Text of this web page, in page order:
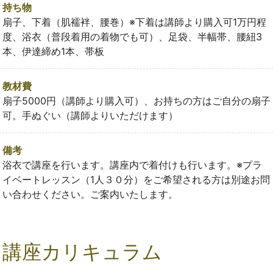
持ち物
扇子、下着（肌襦袢、腰巻）※下着は講師より購入可1万円程
度、浴衣（普段着用の着物でも可）、足袋、半幅帯、腰紐3
本、伊達締め1本、帯板
教材費
扇子5000円（講師より購入可）、お持ちの方はご自分の扇子
可。手ぬぐい（講師よりいただけます）
備考
浴衣で講座を行います。講座内で着付けも行います。※プラ
イベートレッスン（1人３０分）をご希望される方は別途お問
い合わせください。ご案内いたします。
講座カリキュラム